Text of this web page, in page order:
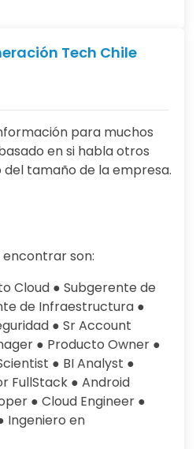
Tech Chile
para muchos
en si habla otros
tamaño de la empresa.
encontrar son:
Cloud ● Subgerente de
de Infraestructura ●
● Sr Account
● Producto Owner ●
● BI Analyst ●
FullStack ● Android
● Cloud Engineer ●
Ingeniero en